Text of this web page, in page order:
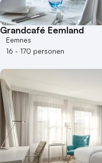
Grandcafé Eemland
Eemnes
16 - 170 personen